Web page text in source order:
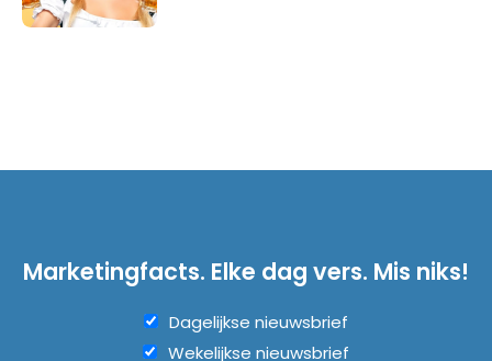
Marketingfacts. Elke dag vers. Mis niks!
Dagelijkse nieuwsbrief
Wekelijkse nieuwsbrief